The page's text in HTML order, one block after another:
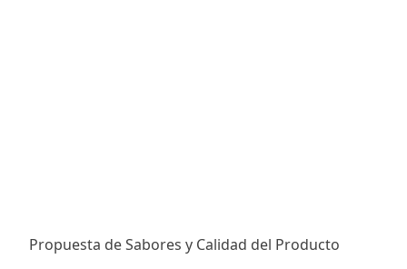
Propuesta de Sabores y Calidad del Producto